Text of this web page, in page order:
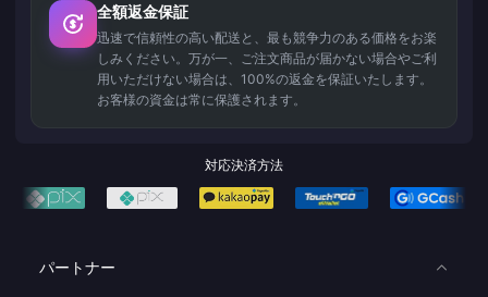
全額返金保証
迅速で信頼性の高い配送と、最も競争力のある価格をお楽
しみください。万が一、ご注文商品が届かない場合やご利
用いただけない場合は、100%の返金を保証いたします。
お客様の資金は常に保護されます。
対応決済方法
パートナー